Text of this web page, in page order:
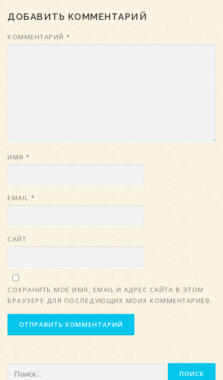
ДОБАВИТЬ КОММЕНТАРИЙ
КОММЕНТАРИЙ *
ИМЯ *
EMAIL *
САЙТ
СОХРАНИТЬ МОЁ ИМЯ, EMAIL И АДРЕС САЙТА В ЭТОМ
БРАУЗЕРЕ ДЛЯ ПОСЛЕДУЮЩИХ МОИХ КОММЕНТАРИЕВ.